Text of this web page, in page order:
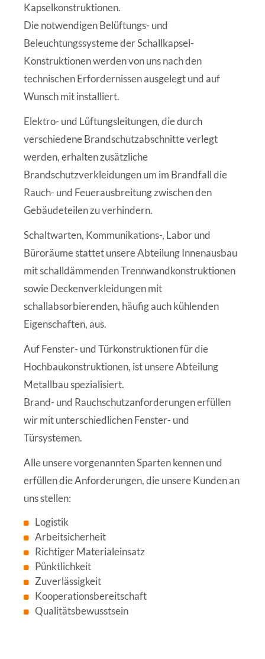
Kapselkonstruktionen.
Die notwendigen Belüftungs- und
Beleuchtungssysteme der Schallkapsel-
Konstruktionen werden von uns nach den
technischen Erfordernissen ausgelegt und auf
Wunsch mit installiert.
Elektro- und Lüftungsleitungen, die durch
verschiedene Brandschutzabschnitte verlegt
werden, erhalten zusätzliche
Brandschutzverkleidungen um im Brandfall die
Rauch- und Feuerausbreitung zwischen den
Gebäudeteilen zu verhindern.
Schaltwarten, Kommunikations-, Labor und
Büroräume stattet unsere Abteilung Innenausbau
mit schalldämmenden Trennwandkonstruktionen
sowie Deckenverkleidungen mit
schallabsorbierenden, häufig auch kühlenden
Eigenschaften, aus.
Auf Fenster- und Türkonstruktionen für die
Hochbaukonstruktionen, ist unsere Abteilung
Metallbau spezialisiert.
Brand- und Rauchschutzanforderungen erfüllen
wir mit unterschiedlichen Fenster- und
Türsystemen.
Alle unsere vorgenannten Sparten kennen und
erfüllen die Anforderungen, die unsere Kunden an
uns stellen:
Logistik
Arbeitsicherheit
Richtiger Materialeinsatz
Pünktlichkeit
Zuverlässigkeit
Kooperationsbereitschaft
Qualitätsbewusstsein